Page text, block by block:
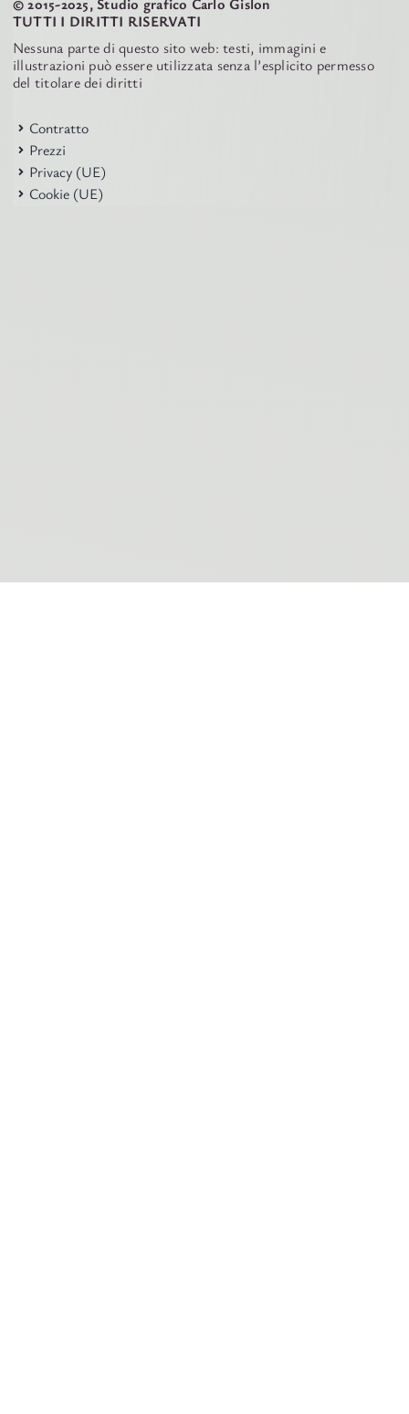
TUTTI I DIRITTI RISERVATI
Nessuna parte di questo sito web: testi, immagini e
illustrazioni può essere utilizzata senza l’esplicito permesso
del titolare dei diritti
Contratto
Prezzi
Privacy (UE)
Cookie (UE)